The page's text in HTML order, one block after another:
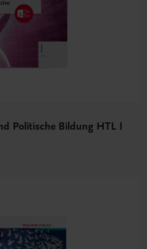
Politische Bildung HTL I